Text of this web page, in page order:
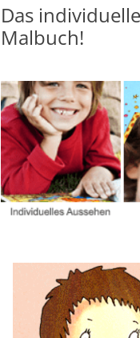
Das
Malbuch!